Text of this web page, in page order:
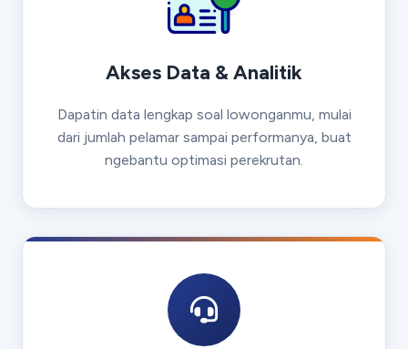
Akses Data & Analitik
Dapatin data lengkap soal lowonganmu, mulai
dari jumlah pelamar sampai performanya, buat
ngebantu optimasi perekrutan.